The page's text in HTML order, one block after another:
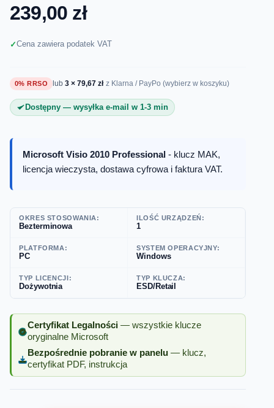
239,00 zł
Cena zawiera podatek VAT
0% RRSO lub3 × 79,67 zł z Klarna / PayPo (wybierz w koszyku)
Dostępny — wysyłka e-mail w 1-3 min
Certyfikat Legalności — wszystkie klucze
oryginalne Microsoft
Bezpośrednie pobranie w panelu — klucz,
certyfikat PDF, instrukcja
OKRES STOSOWANIA:
Bezterminowa
ILOŚĆ URZĄDZEŃ:
1
PLATFORMA:
PC
SYSTEM OPERACYJNY:
Windows
TYP LICENCJI:
Dożywotnia
TYP KLUCZA:
ESD/Retail
Microsoft Visio 2010 Professional- klucz MAK,
licencja wieczysta, dostawa cyfrowa i faktura VAT.